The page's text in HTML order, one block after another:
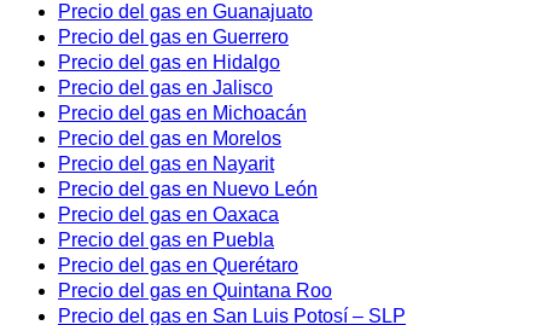
Precio del gas en Guanajuato
Precio del gas en Guerrero
Precio del gas en Hidalgo
Precio del gas en Jalisco
Precio del gas en Michoacán
Precio del gas en Morelos
Precio del gas en Nayarit
Precio del gas en Nuevo León
Precio del gas en Oaxaca
Precio del gas en Puebla
Precio del gas en Querétaro
Precio del gas en Quintana Roo
Precio del gas en San Luis Potosí – SLP